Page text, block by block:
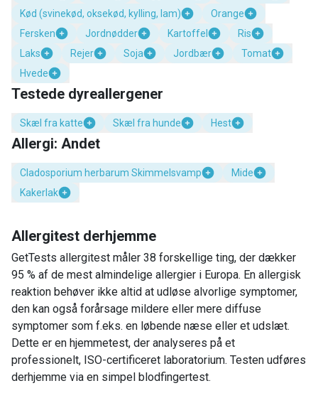
Kød (svinekød, oksekød, kylling, lam)
Orange
Fersken
Jordnødder Kartoffel
Ris
Laks
Rejer Soja Jordbær
Tomat
Hvede
Testede dyreallergener
Skæl fra katte Skæl fra hunde Hest
Allergi: Andet
Cladosporium herbarum Skimmelsvamp
Mide
Kakerlak
Allergitest derhjemme
GetTests allergitest måler 38 forskellige ting, der dækker
95 % af de mest almindelige allergier i Europa. En allergisk
reaktion behøver ikke altid at udløse alvorlige symptomer,
den kan også forårsage mildere eller mere diffuse
symptomer som f.eks. en løbende næse eller et udslæt.
Dette er en hjemmetest, der analyseres på et
professionelt, ISO-certificeret laboratorium. Testen udføres
derhjemme via en simpel blodfingertest.